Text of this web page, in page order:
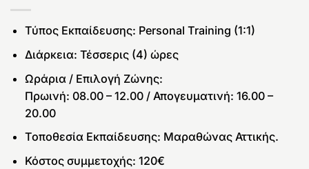
Τύπος Εκπαίδευσης: Personal Training (1:1)
Διάρκεια: Τέσσερις (4) ώρες
Ωράρια / Επιλογή Ζώνης:
Πρωινή: 08.00 – 12.00 / Απογευματινή: 16.00 –
20.00
Τοποθεσία Εκπαίδευσης: Μαραθώνας Αττικής.
Κόστος συμμετοχής: 120€